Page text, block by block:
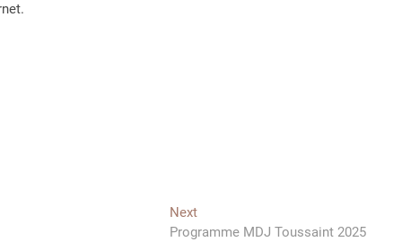
NextNext
post:
Programme MDJ Toussaint 2025